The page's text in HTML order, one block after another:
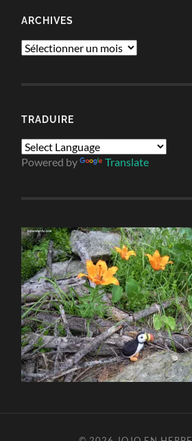
ARCHIVES
Archives
TRADUIRE
Powered by Translate